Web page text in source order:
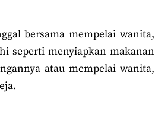
bersama mempelai wanita,
seperti menyiapkan makanan
atau mempelai wanita,